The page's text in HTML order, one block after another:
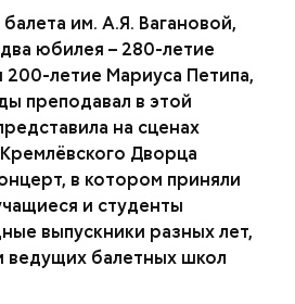
им. А.Я. Вагановой,
юбилея – 280-летие
200-летие Мариуса Петипа,
преподавал в этой
на сценах
Дворца
в котором приняли
и студенты
выпускники разных лет,
ведущих балетных школ
2004)